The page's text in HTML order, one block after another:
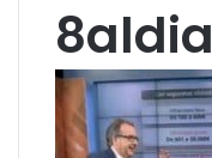
8aldia